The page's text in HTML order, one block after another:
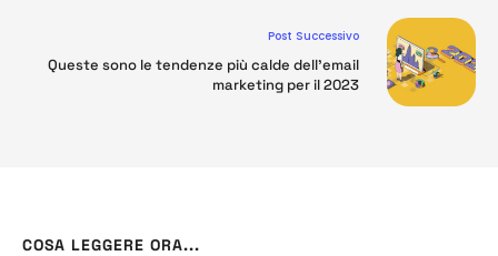
Post Successivo
Queste sono le tendenze più calde dell’email
marketing per il 2023
COSA LEGGERE ORA...